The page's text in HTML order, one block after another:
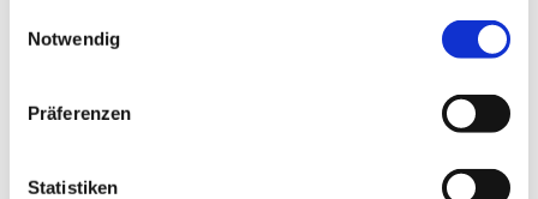
Notwendig
Präferenzen
Statistiken